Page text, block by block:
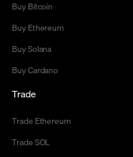
Buy Bitcoin
Buy Ethereum
Buy Solana
Buy Cardano
Trade
Trade Ethereum
Trade SOL